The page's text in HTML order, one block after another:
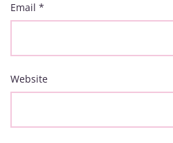
Email *
Website